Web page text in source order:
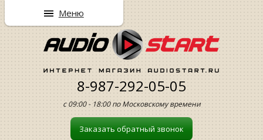
8-987-292-05-05
с 09:00 - 18:00 по Московскому времени
Заказать обратный звонок
Меню